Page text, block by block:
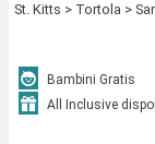
St. Kitts > Tortola >
Bambini Gratis
All Inclusive